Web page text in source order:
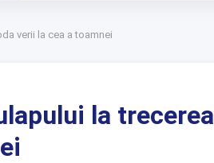
verii la cea a toamnei
la trecerea